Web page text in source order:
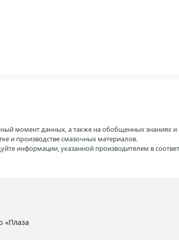
момент данных, а также на обобщенных знаниях и
и производстве смазочных материалов.
информации, указанной производителем в
«Плаза